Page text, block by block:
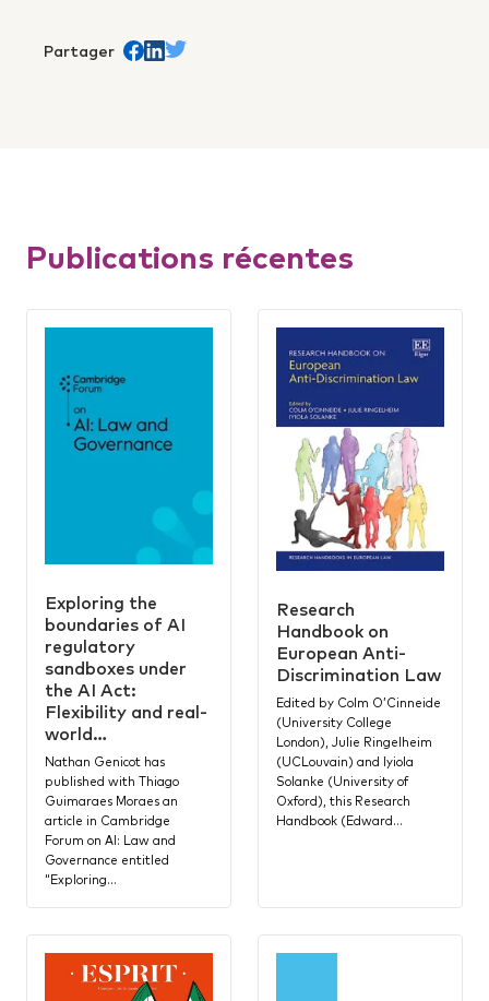
Partager Share on Facebook
trans.Partager sur Linkedin
Share on Twitter
Publications récentes
Exploring the
boundaries of AI
regulatory
sandboxes under
the AI Act:
Flexibility and real-
world…
Nathan Genicot has
published with Thiago
Guimaraes Moraes an
article in Cambridge
Forum on AI: Law and
Governance entitled
“Exploring…
Research
Handbook on
European Anti-
Discrimination Law
Edited by Colm O’Cinneide
(University College
London), Julie Ringelheim
(UCLouvain) and Iyiola
Solanke (University of
Oxford), this Research
Handbook (Edward…